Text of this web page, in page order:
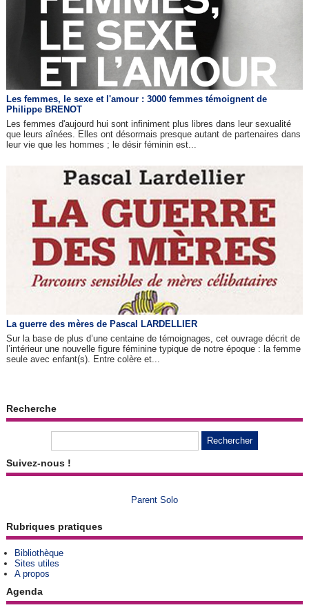
Les femmes, le sexe et l'amour : 3000 femmes témoignent de
Philippe BRENOT
Les femmes d'aujourd hui sont infiniment plus libres dans leur sexualité
que leurs aînées. Elles ont désormais presque autant de partenaires dans
leur vie que les hommes ; le désir féminin est...
La guerre des mères de Pascal LARDELLIER
Sur la base de plus d’une centaine de témoignages, cet ouvrage décrit de
l’intérieur une nouvelle figure féminine typique de notre époque : la femme
seule avec enfant(s). Entre colère et...
Recherche
Suivez-nous !
Parent Solo
Rubriques pratiques
Bibliothèque
Sites utiles
A propos
Agenda